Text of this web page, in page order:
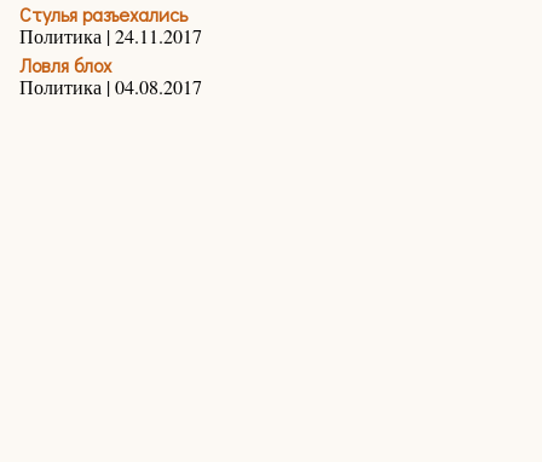
Стулья разъехались
Политика | 24.11.2017
Ловля блох
Политика | 04.08.2017